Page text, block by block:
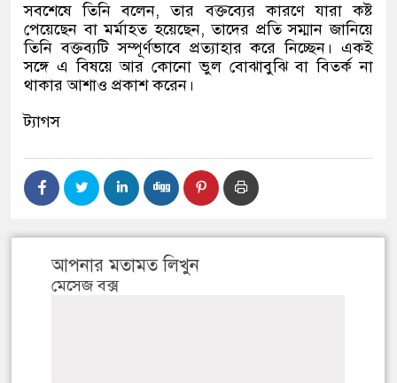
সবশেষে তিনি বলেন, তার বক্তব্যের কারণে যারা কষ্ট
পেয়েছেন বা মর্মাহত হয়েছেন, তাদের প্রতি সম্মান জানিয়ে
তিনি বক্তব্যটি সম্পূর্ণভাবে প্রত্যাহার করে নিচ্ছেন। একই
সঙ্গে এ বিষয়ে আর কোনো ভুল বোঝাবুঝি বা বিতর্ক না
থাকার আশাও প্রকাশ করেন।
ট্যাগস
আপনার মতামত লিখুন
মেসেজ বক্স